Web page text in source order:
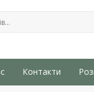
Контакти